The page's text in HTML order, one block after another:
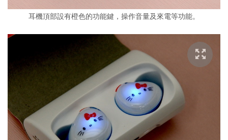
耳機頂部設有橙色的功能鍵，操作音量及來電等功能。